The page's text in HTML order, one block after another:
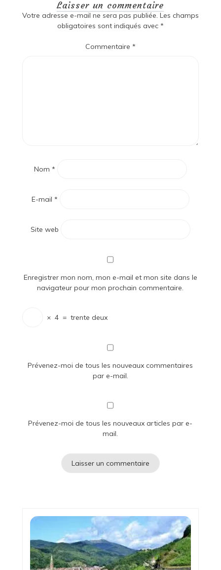
Laisser un commentaire
Votre adresse e-mail ne sera pas publiée. Les champs
obligatoires sont indiqués avec *
Commentaire *
Nom *
E-mail *
Site web
Enregistrer mon nom, mon e-mail et mon site dans le
navigateur pour mon prochain commentaire.
× 4 = trente deux
Prévenez-moi de tous les nouveaux commentaires
par e-mail.
Prévenez-moi de tous les nouveaux articles par e-
mail.